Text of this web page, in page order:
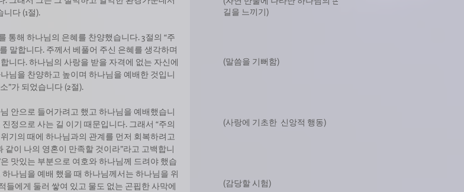
니다 (1절).
통해 하나님의 은혜를 찬양했습니다. 3절의 “주
말합니다. 주께서 베풀어 주신 은혜를 생각하며
니다. 하나님의 사랑을 받을 자격에 없는 자신에
님을 찬양하고 높이며 하나님을 예배한 것입니
”가 되었습니다 (2절).
안으로 들어가려고 했고 하나님을 예배했습니
정으로 사는 길 이기 때문입니다. 그래서 “주의
기의 때에 하나님과의 관계를 먼저 회복하려고
이 나의 영혼이 만족할 것이라”라고 고백합니
맛있는 부분으로 여호와 하나님께 드려야 했습
나님을 예배 했을 때 하나님께서는 하나님을 위
들에게 둘러 쌓여 있고 물도 없는 곤핍한 사막에
길을 느끼기)
(말씀을 기뻐함)
(사랑에 기초한 신앙적 행동)
(감당할 시험)